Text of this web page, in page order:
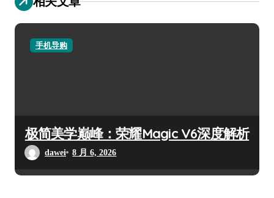
手机导购
极简美学巅峰：荣耀Magic V6深度解析
dawei 8 月 6, 2026